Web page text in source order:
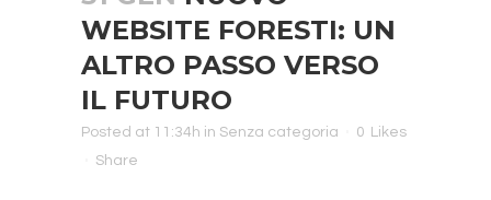
WEBSITE FORESTI: UN
ALTRO PASSO VERSO
IL FUTURO
Posted at 11:34h in Senza categoria 0 Likes
Share